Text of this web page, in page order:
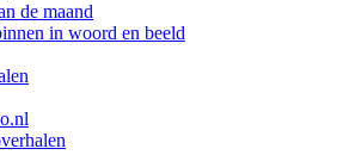
de maand
in woord en beeld